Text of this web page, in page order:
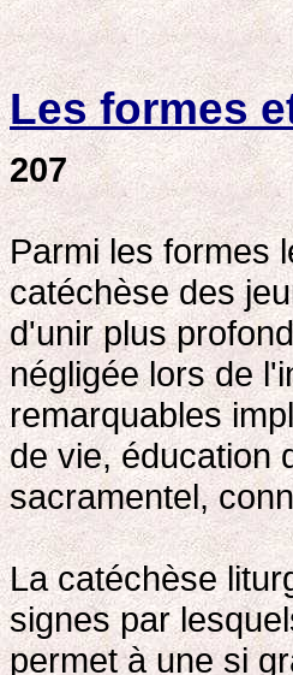
Les formes
207
Parmi les formes
catéchèse des
d'unir plus
négligée lors de
remarquables
de vie, éducation
sacramentel,
La catéchèse
signes par
permet à une si